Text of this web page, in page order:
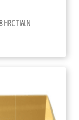
HRC TIALN